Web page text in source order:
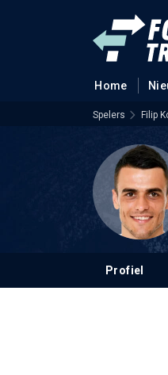
Home
Spelers Filip
Profiel